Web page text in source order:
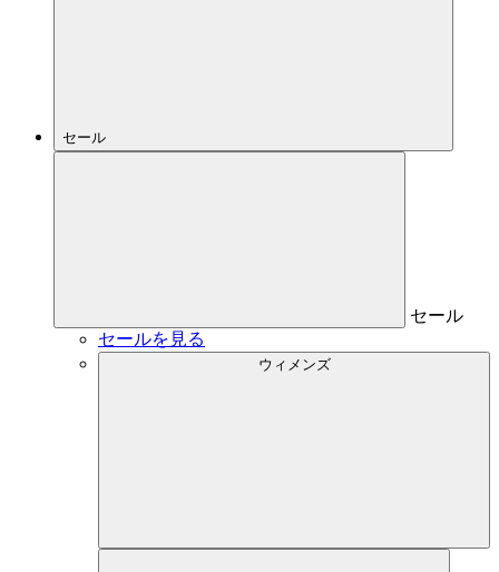
セール
セール
セールを見る
ウィメンズ